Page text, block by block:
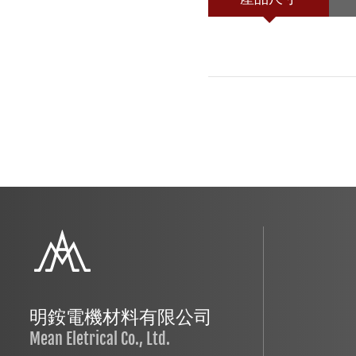
明銨電機材料有限公司
Mean Eletrical Co., Ltd.